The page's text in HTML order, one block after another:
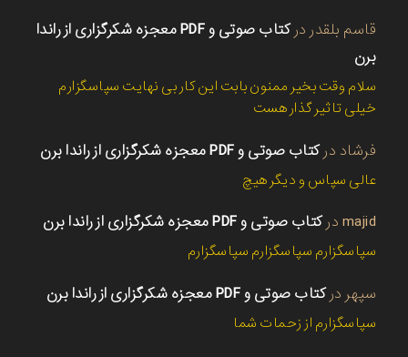
قاسم بلقدر در
کتاب صوتی و PDF معجزه شکرگزاری از راندا
برن
سلام وقت بخیر ممنون بابت این کار بی نهایت سپاسگزارم
خیلی تاثیر گذار هست
فرشاد درکتاب صوتی و PDF معجزه شکرگزاری از راندا برن
عالی سپاس و دیگر هیچ
majid درکتاب صوتی و PDF معجزه شکرگزاری از راندا برن
سپاسگزارم سپاسگزارم سپاسگزارم
سپهر درکتاب صوتی و PDF معجزه شکرگزاری از راندا برن
سپاسگزارم از زحمات شما